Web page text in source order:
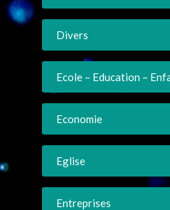
Divers
Ecole – Education –
Economie
Eglise
Entreprises